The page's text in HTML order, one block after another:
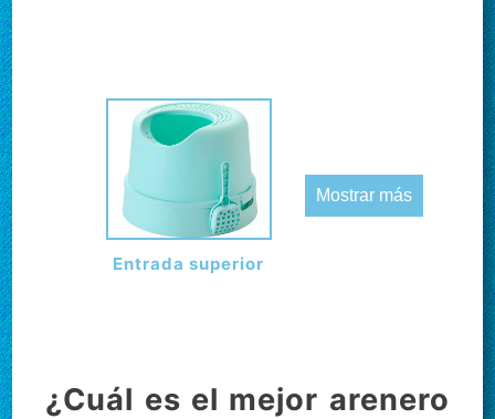
Entrada superior
Mostrar más
¿Cuál es el mejor arenero